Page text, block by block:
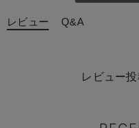
レビュー Q&A
レビュー投